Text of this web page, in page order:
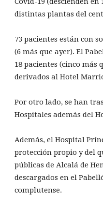
distintas plantas del
73 pacientes están con
(6 más que ayer). El
18 pacientes (cinco más
derivados al Hotel
Por otro lado, se han
Hospitales además del
Además, el Hospital
protección propio y del
públicas de Alcalá de
descargados en el
complutense.